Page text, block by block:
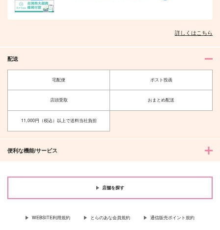
詳しくはこちら
配送
宅配便 ポスト投函
店頭受取 おまとめ配送
11,000円（税込）以上で送料当社負担
便利な機能/サービス
店舗を探す
WEBSITE利用規約 とらのあな会員規約 通信販売ポイント規約